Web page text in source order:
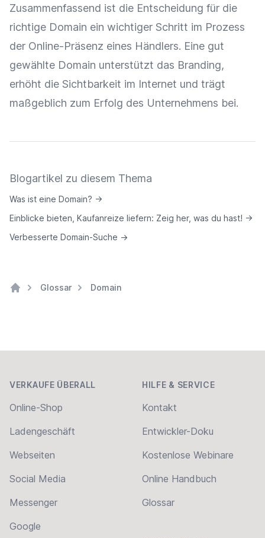
Zusammenfassend ist die Entscheidung für die
richtige Domain ein wichtiger Schritt im Prozess
der Online-Präsenz eines Händlers. Eine gut
gewählte Domain unterstützt das Branding,
erhöht die Sichtbarkeit im Internet und trägt
maßgeblich zum Erfolg des Unternehmens bei.
Blogartikel zu diesem Thema
Was ist eine Domain? →
Einblicke bieten, Kaufanreize liefern: Zeig her, was du hast! →
Verbesserte Domain-Suche →
Glossar Domain
VERKAUFE ÜBERALL
Online-Shop
Ladengeschäft
Webseiten
Social Media
Messenger
Google
HILFE & SERVICE
Kontakt
Entwickler-Doku
Kostenlose Webinare
Online Handbuch
Glossar